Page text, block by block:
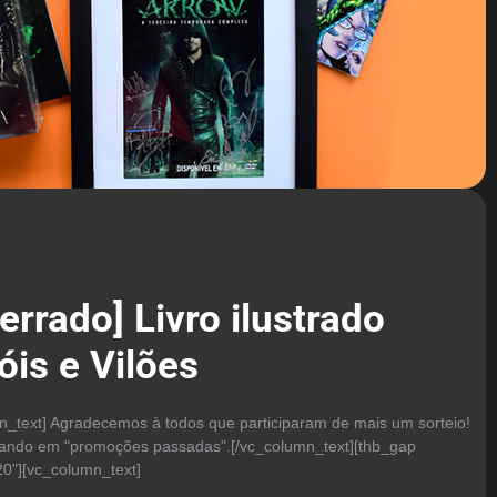
Livro ilustrado
e Vilões
Agradecemos à todos que participaram de mais um sorteio!
em "promoções passadas".[/vc_column_text][thb_gap